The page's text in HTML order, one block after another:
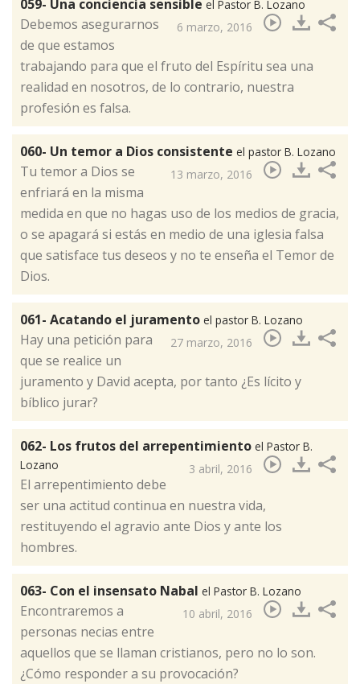
059- Una conciencia sensible el Pastor B. Lozano
6 marzo, 2016
​Debemos asegurarnos
de que estamos
trabajando para que el fruto del Espíritu sea una
realidad en nosotros, de lo contrario, nuestra
profesión es falsa.
060- Un temor a Dios consistente el pastor B. Lozano
13 marzo, 2016
​Tu temor a Dios se
enfriará en la misma
medida en que no hagas uso de los medios de gracia,
o se apagará si estás en medio de una iglesia falsa
que satisface tus deseos y no te enseña el Temor de
Dios.
061- Acatando el juramento el pastor B. Lozano
27 marzo, 2016
​Hay una petición para
que se realice un
juramento y David acepta, por tanto ¿Es lícito y
bíblico jurar?
062- Los frutos del arrepentimiento el Pastor B.
Lozano
3 abril, 2016
El arrepentimiento debe
ser una actitud continua en nuestra vida,
restituyendo el agravio ante Dios y ante los
hombres.​
063- Con el insensato Nabal el Pastor B. Lozano
10 abril, 2016
Encontraremos a
personas necias entre
aquellos que se llaman cristianos, pero no lo son.
¿Cómo responder a su provocación?​